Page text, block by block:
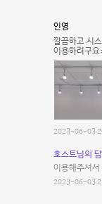
인영
깔끔하고 시
이용하려구요
2023-06-03
호스트님의
이용해주셔
2023-06-03